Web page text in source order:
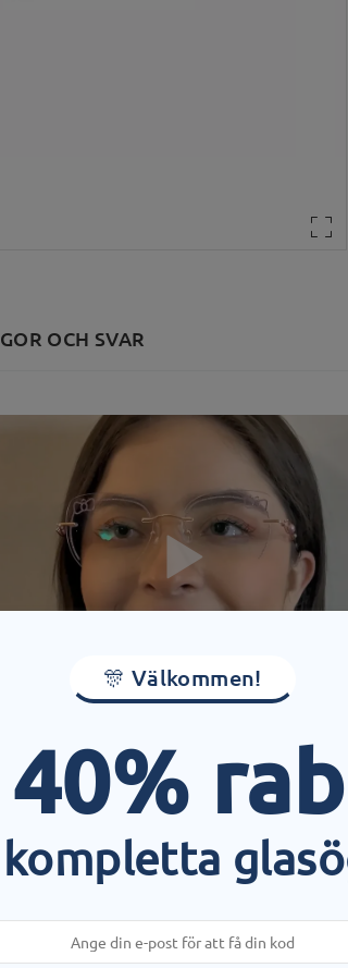
OCH SVAR
(Stor) Linsens diagonala
Nej Material: Metall
Kunder med en historia
🎊 Välkommen!
40%